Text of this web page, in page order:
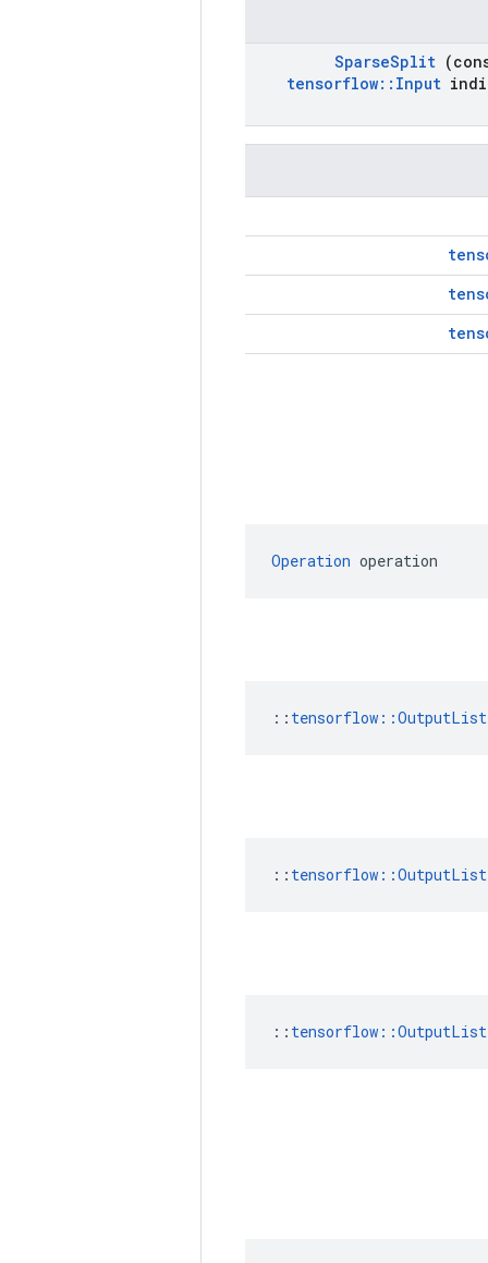
SparseSplit
tensorflow:: Input
Operation operation
:: tensorflow::OutputList
:: tensorflow::OutputList
:: tensorflow::OutputList